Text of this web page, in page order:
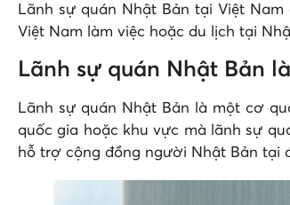
Lãnh sự quán Nhật Bản tại Việt
Việt Nam làm việc hoặc du lịch tại
Lãnh sự quán Nhật Bản
Lãnh sự quán Nhật Bản là một cơ
quốc gia hoặc khu vực mà lãnh sự
hỗ trợ cộng đồng người Nhật Bản tại